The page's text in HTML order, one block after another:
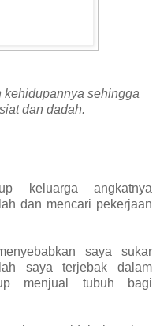
kehidupannya sehingga
dan dadah.
keluarga angkatnya
dan mencari pekerjaan
saya sukar
saya terjebak dalam
menjual tubuh bagi